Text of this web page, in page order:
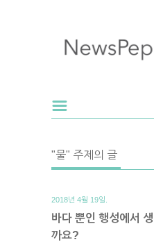
"물" 주제의 글
2018년 4월 19일.
바다 뿐인 행성에서
까요?